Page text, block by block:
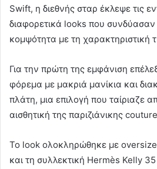
Swift, η διεθνής σταρ έκλεψε τις
διαφορετικά looks που συνδύασαν
κομψότητα με τη χαρακτηριστική
Για την πρώτη της εμφάνιση
φόρεμα με μακριά μανίκια και
πλάτη, μια επιλογή που ταίριαζε
αισθητική της παριζιάνικης
Το look ολοκληρώθηκε με
και τη συλλεκτική Hermès Kelly